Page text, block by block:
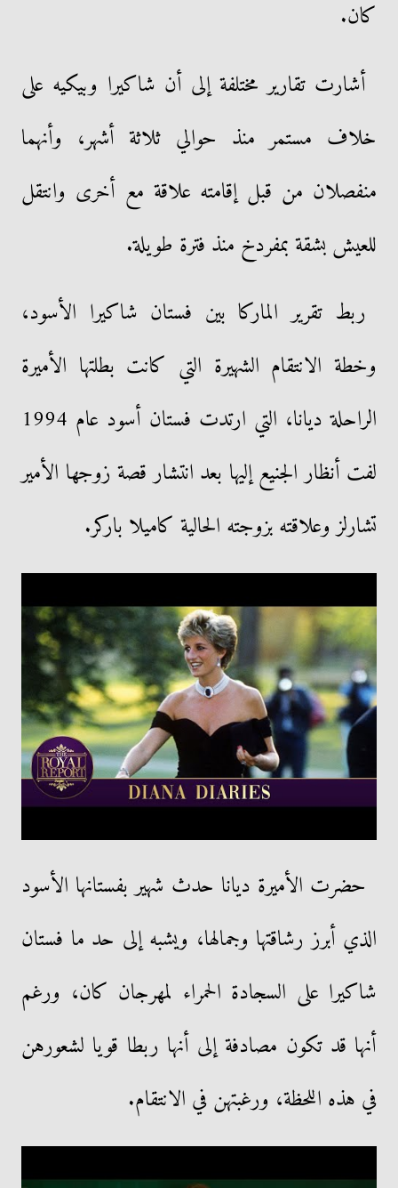
كان.
أشارت تقارير مختلفة إلى أن شاكيرا وبيكيه على
خلاف مستمر منذ حوالي ثلاثة أشهر، وأنهما
منفصلان من قبل إقامته علاقة مع أخرى وانتقل
للعيش بشقة بمفردخ منذ فترة طويلة.
ربط تقرير الماركا بين فستان شاكيرا الأسود،
وخطة الانتقام الشهيرة التي كانت بطلتها الأميرة
الراحلة ديانا، التي ارتدت فستان أسود عام 1994
لفت أنظار الجنيع إليها بعد انتشار قصة زوجها الأمير
تشارلز وعلاقته بزوجته الحالية كاميلا باركر.
حضرت الأميرة ديانا حدث شهير بفستانها الأسود
الذي أبرز رشاقتها وجمالها، ويشبه إلى حد ما فستان
شاكيرا على السجادة الحمراء لمهرجان كان، ورغم
أنها قد تكون مصادفة إلى أنها ربطا قويا لشعورهن
في هذه اللحظة، ورغبتهن في الانتقام.